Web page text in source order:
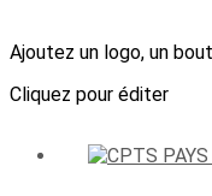
Ajoutez un logo, un
Cliquez pour éditer